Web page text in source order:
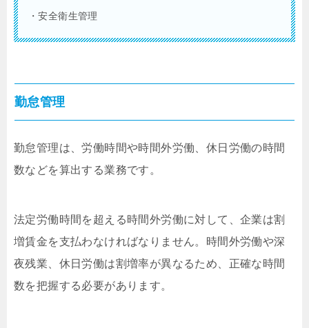
・安全衛生管理
勤怠管理
勤怠管理は、労働時間や時間外労働、休日労働の時間
数などを算出する業務です。
法定労働時間を超える時間外労働に対して、企業は割
増賃金を支払わなければなりません。時間外労働や深
夜残業、休日労働は割増率が異なるため、正確な時間
数を把握する必要があります。